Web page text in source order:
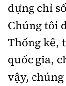
dựng chỉ
Chúng tôi
Thống kê,
quốc gia,
vậy,